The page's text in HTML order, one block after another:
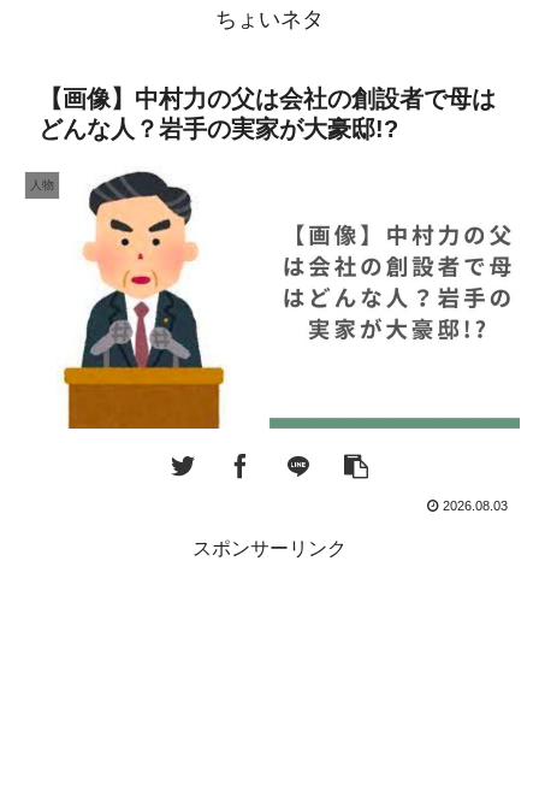
ちょいネタ
【画像】中村力の父は会社の創設者で母は
どんな人？岩手の実家が大豪邸!?
人物
2026.08.03
スポンサーリンク